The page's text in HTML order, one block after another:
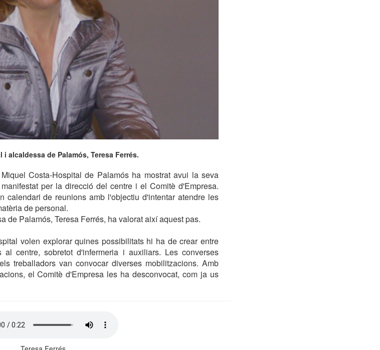
alcaldessa de Palamós, Teresa Ferrés.
Costa-Hospital de Palamós ha mostrat avui la seva
per la direcció del centre i el Comitè d'Empresa.
calendari de reunions amb l'objectiu d'intentar atendre les
de personal.
de Palamós, Teresa Ferrés, ha valorat així aquest pas.
volen explorar quines possibilitats hi ha de crear entre
centre, sobretot d'infermeria i auxiliars. Les converses
treballadors van convocar diverses mobilitzacions. Amb
el Comitè d'Empresa les ha desconvocat, com ja us